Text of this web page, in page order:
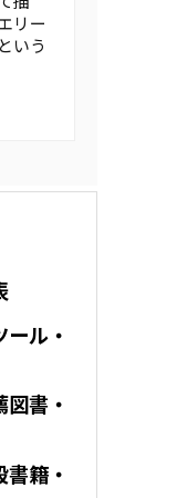
リー
いう
ル・
書・
籍・